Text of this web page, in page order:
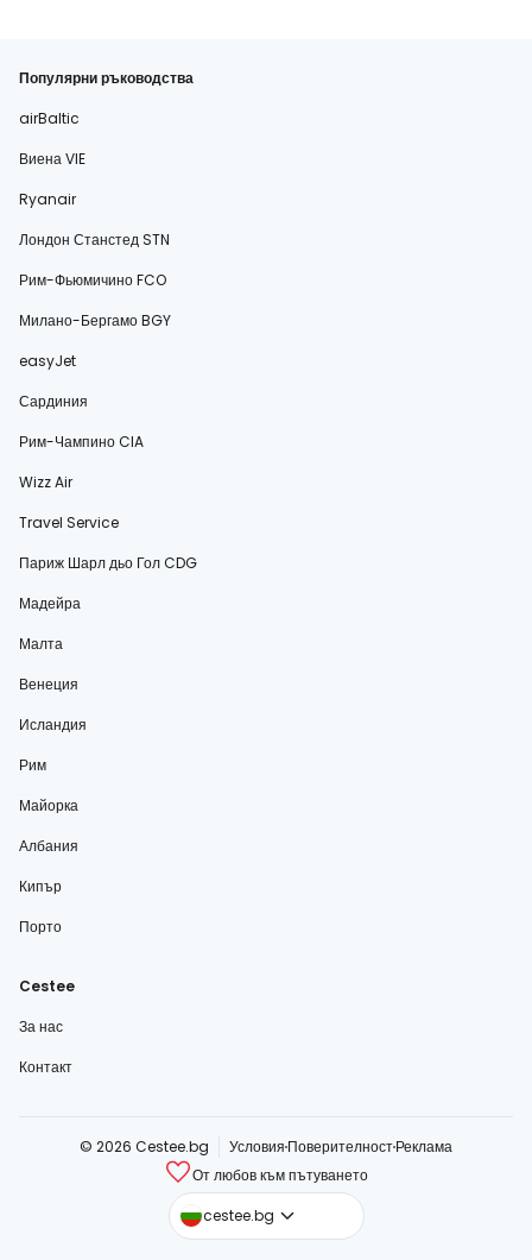
Популярни ръководства
airBaltic
Виена VIE
Ryanair
Лондон Станстед STN
Рим-Фьюмичино FCO
Милано-Бергамо BGY
easyJet
Сардиния
Рим-Чампино CIA
Wizz Air
Travel Service
Париж Шарл дьо Гол CDG
Мадейра
Малта
Венеция
Исландия
Рим
Майорка
Албания
Кипър
Порто
Cestee
За нас
Контакт
© 2026 Cestee.bg Условия ПоверителностРеклама
От любов към пътуването
cestee.bg
cestee.com
cestee.sk